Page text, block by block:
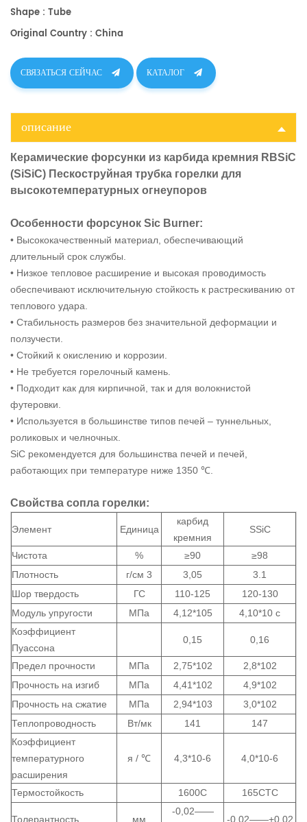
Shape : Tube
Original Country : China
СВЯЗАТЬСЯ СЕЙЧАС КАТАЛОГ
описание
Керамические форсунки из карбида кремния RBSiC
(SiSiC) Пескоструйная трубка горелки для
высокотемпературных огнеупоров
Особенности форсунок Sic Burner:
• Высококачественный материал, обеспечивающий
длительный срок службы.
• Низкое тепловое расширение и высокая проводимость
обеспечивают исключительную стойкость к растрескиванию от
теплового удара.
• Стабильность размеров без значительной деформации и
ползучести.
• Стойкий к окислению и коррозии.
• Не требуется горелочный камень.
• Подходит как для кирпичной, так и для волокнистой
футеровки.
• Используется в большинстве типов печей – туннельных,
роликовых и челночных.
SiC рекомендуется для большинства печей и печей,
работающих при температуре ниже 1350 ℃.
Свойства сопла горелки:
Элемент Единица
карбид
кремния
SSiC
Чистота % ≥90
≥98
Плотность
г/см 3 3,05
3.1
Шор твердость
ГС 110-125
120-130
Модуль упругости
МПа 4,12*105
4,10*10 с
Коэффициент
Пуассона
0,15 0,16
Предел прочности МПа 2,75*102
2,8*102
Прочность на изгиб
МПа 4,41*102
4,9*102
Прочность на сжатие
МПа 2,94*103
3,0*102
Теплопроводность
Вт/мк 141
147
Коэффициент
температурного
расширения
я / ℃ 4,3*10-6 4,0*10-6
Термостойкость 1600С 165CTC
Толерантность мм
-0,02——
-0,02——+0,02